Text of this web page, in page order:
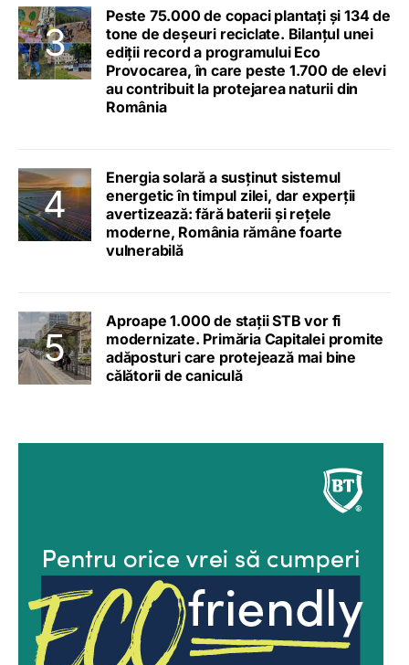
Peste 75.000 de copaci plantați și 134 de
tone de deșeuri reciclate. Bilanțul unei
ediții record a programului Eco
Provocarea, în care peste 1.700 de elevi
au contribuit la protejarea naturii din
România
Energia solară a susținut sistemul
energetic în timpul zilei, dar experții
avertizează: fără baterii și rețele
moderne, România rămâne foarte
vulnerabilă
Aproape 1.000 de stații STB vor fi
modernizate. Primăria Capitalei promite
adăposturi care protejează mai bine
călătorii de caniculă